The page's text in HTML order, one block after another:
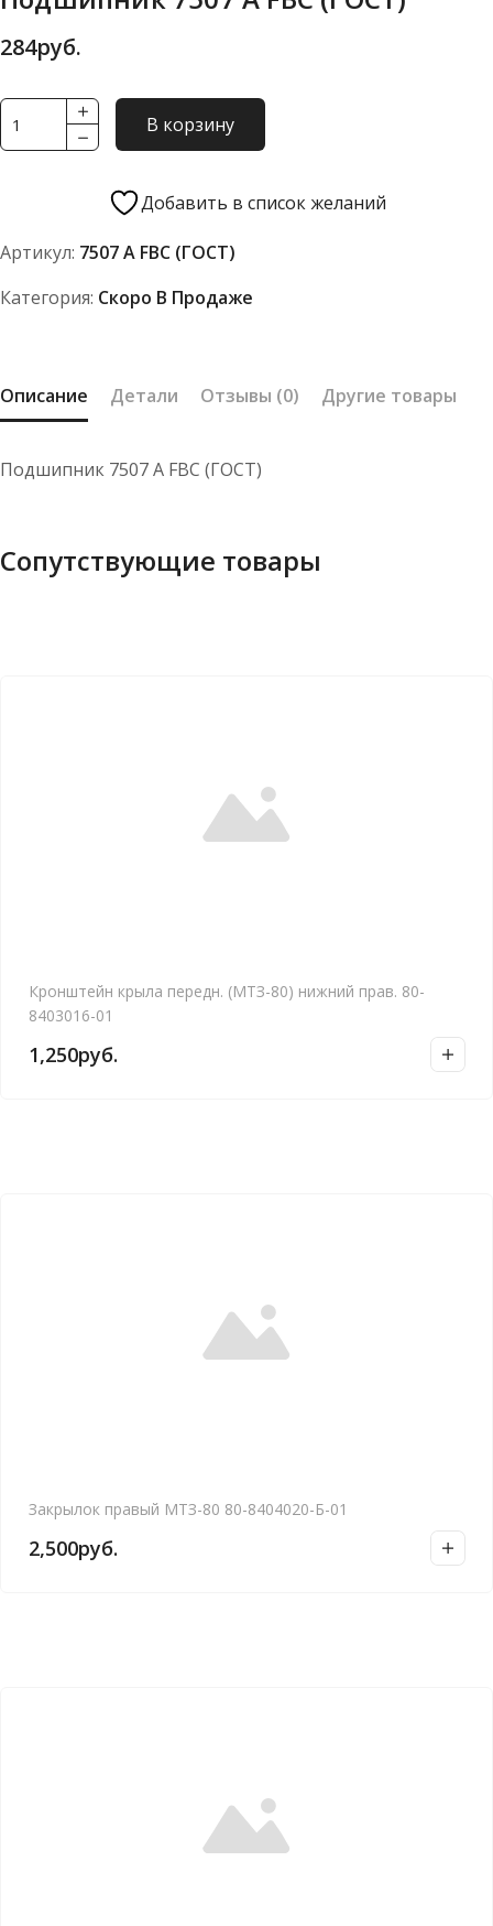
284руб.
Количество
товара
FBC
В корзину
Добавить в список желаний
Артикул: 7507 А FBC (ГОСТ)
Категория: Скоро В Продаже
Описание Детали Отзывы (0) Другие товары
Подшипник 7507 А FBC (ГОСТ)
Сопутствующие товары
Кронштейн крыла передн. (МТЗ-80) нижний прав. 80-
8403016-01
1,250руб.
Закрылок правый МТЗ-80 80-8404020-Б-01
2,500руб.